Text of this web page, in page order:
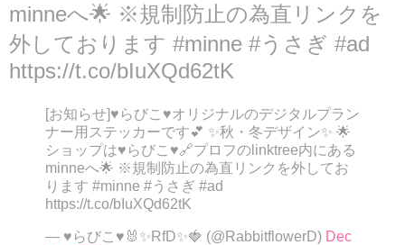
minneへ🌟 ※規制防止の為直リンクを
外しております #minne #うさぎ #ad
https://t.co/bIuXQd62tK
[お知らせ]♥らびこ♥オリジナルのデジタルプラン
ナー用ステッカーです💕 ✨秋・冬デザイン✨ 🌟
ショップは♥らびこ♥🔗プロフのlinktree内にある
minneへ🌟 ※規制防止の為直リンクを外してお
ります #minne #うさぎ #ad
https://t.co/bIuXQd62tK
— ♥らびこ♥🐰✨RfD✨🍓 (@RabbitflowerD) Dec